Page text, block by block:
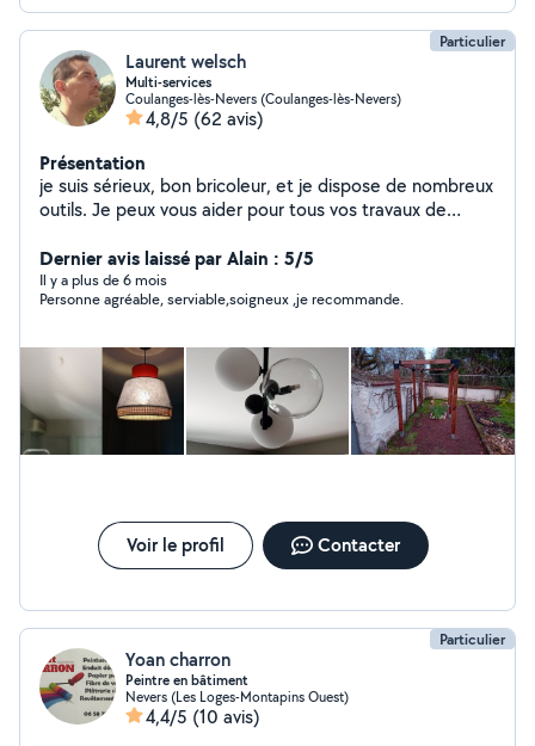
Particulier
Laurent welsch
Multi-services
Coulanges-lès-Nevers (Coulanges-lès-Nevers)
4,8/5 (62 avis)
Présentation
je suis sérieux, bon bricoleur, et je dispose de nombreux
outils. Je peux vous aider pour tous vos travaux de
haie..),nettoyage (karcher),petit bricolage en tout
genre,montage de meuble, manutention et
déchetterie(remorque) N'hésitez pas à me
pas toujours répondre sans abonnement laisser votre
numéro.
Dernier avis laissé par Alain : 5/5
Il y a plus de 6 mois
Personne agréable, serviable,soigneux ,je recommande.
Voir le profil Contacter
Particulier
Yoan charron
Peintre en bâtiment
Nevers (Les Loges-Montapins Ouest)
4,4/5 (10 avis)